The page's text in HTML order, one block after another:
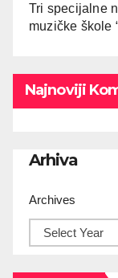
Tri specijalne
muzičke škole
Najnoviji
Arhiva
Archives